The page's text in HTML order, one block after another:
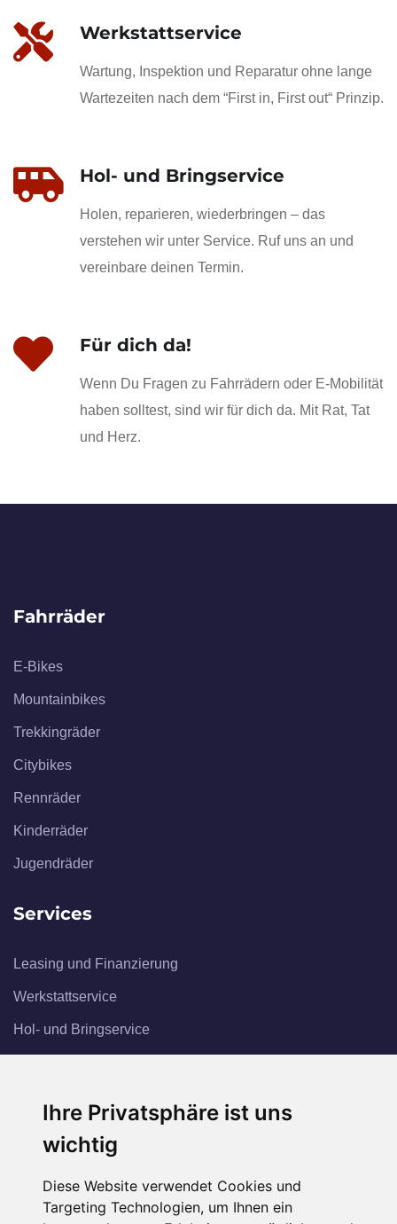
Ihre Privatsphäre ist uns
wichtig
Diese Website verwendet Cookies und
Targeting Technologien, um Ihnen ein
Werkstattservice
Wartung, Inspektion und Reparatur ohne lange
Wartezeiten nach dem “First in, First out“ Prinzip.
Hol- und Bringservice
Holen, reparieren, wiederbringen – das
verstehen wir unter Service. Ruf uns an und
vereinbare deinen Termin.
Für dich da!
Wenn Du Fragen zu Fahrrädern oder E-Mobilität
haben solltest, sind wir für dich da. Mit Rat, Tat
und Herz.
Fahrräder
E-Bikes
Mountainbikes
Trekkingräder
Citybikes
Rennräder
Kinderräder
Jugendräder
Services
Leasing und Finanzierung
Werkstattservice
Hol- und Bringservice
Kontakt
Anfahrt